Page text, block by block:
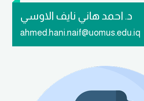
د. احمد هاني نايف الاوسي
ahmed.hani.naif@uomus.edu.iq